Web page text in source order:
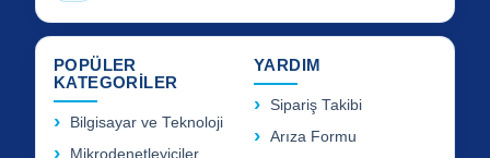
POPÜLER
KATEGORİLER
Bilgisayar ve Teknoloji
Mikrodenetleyiciler
YARDIM
Sipariş Takibi
Arıza Formu